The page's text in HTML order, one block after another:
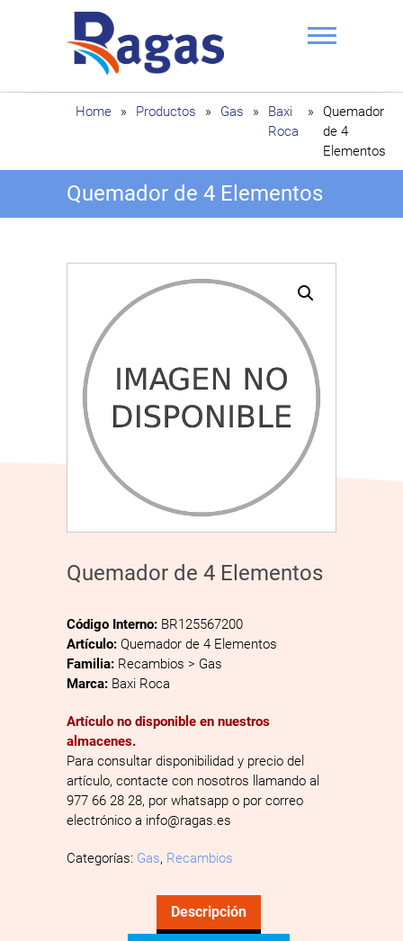
Ragas
Home » Productos » Gas »
Baxi
Roca
»
Quemador
de 4
Elementos
Quemador de 4 Elementos
Quemador de 4 Elementos
Código Interno: BR125567200
Artículo: Quemador de 4 Elementos
Familia: Recambios > Gas
Marca: Baxi Roca
Artículo no disponible en nuestros
almacenes.
Para consultar disponibilidad y precio del
artículo, contacte con nosotros llamando al
977 66 28 28, por whatsapp o por correo
electrónico a info@ragas.es
Categorías: Gas, Recambios
Descripción